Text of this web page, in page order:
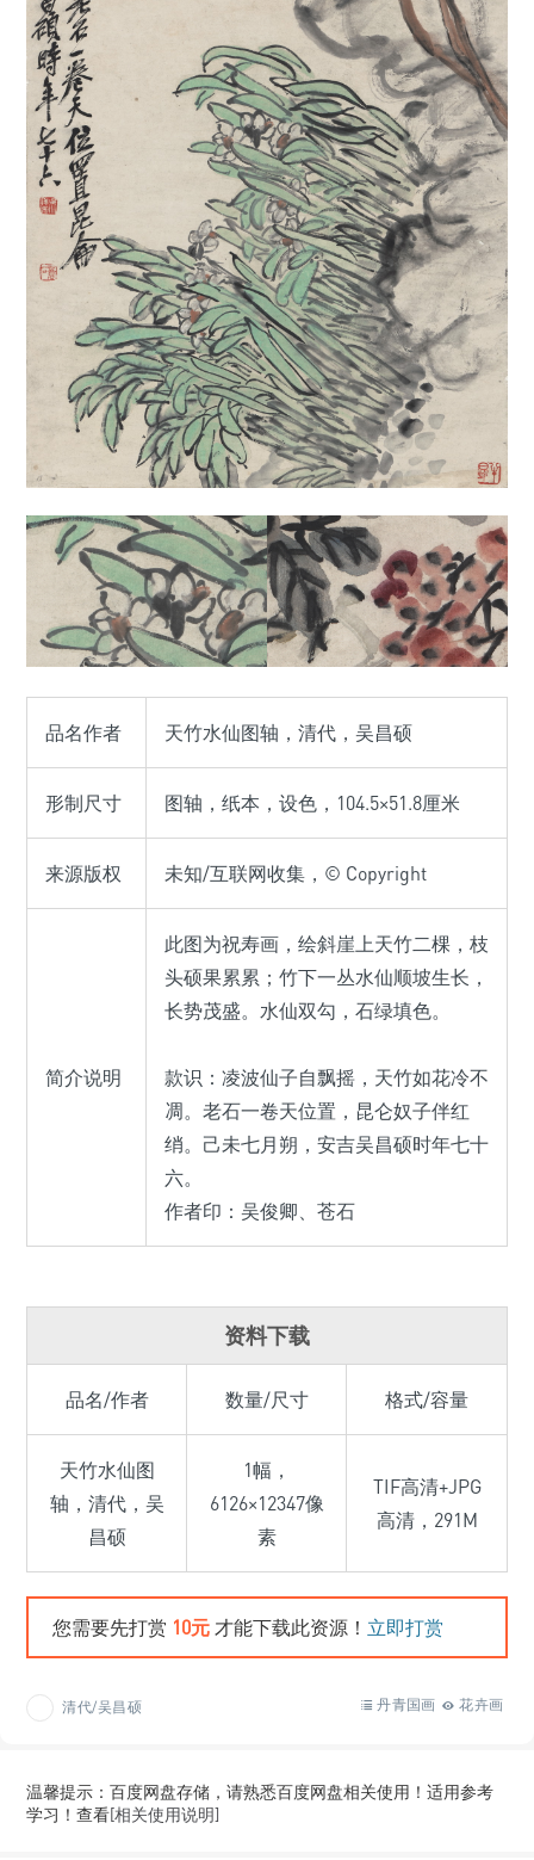
品名作者 天竹水仙图轴，清代，吴昌硕
形制尺寸 图轴，纸本，设色，104.5×51.8厘米
来源版权 未知/互联网收集，© Copyright
简介说明
此图为祝寿画，绘斜崖上天竹二棵，枝
头硕果累累；竹下一丛水仙顺坡生长，
长势茂盛。水仙双勾，石绿填色。
款识：凌波仙子自飘摇，天竹如花冷不
凋。老石一卷天位置，昆仑奴子伴红
绡。己未七月朔，安吉吴昌硕时年七十
六。
作者印：吴俊卿、苍石
资料下载
品名/作者 数量/尺寸 格式/容量
天竹水仙图
轴，清代，吴
昌硕
1幅，
6126×12347像
素
TIF高清+JPG
高清，291M
您需要先打赏 10元 才能下载此资源！ 立即打赏
清代/吴昌硕 花卉画
丹青国画
温馨提示：百度网盘存储，请熟悉百度网盘相关使用！适用参考
学习！查看[相关使用说明]